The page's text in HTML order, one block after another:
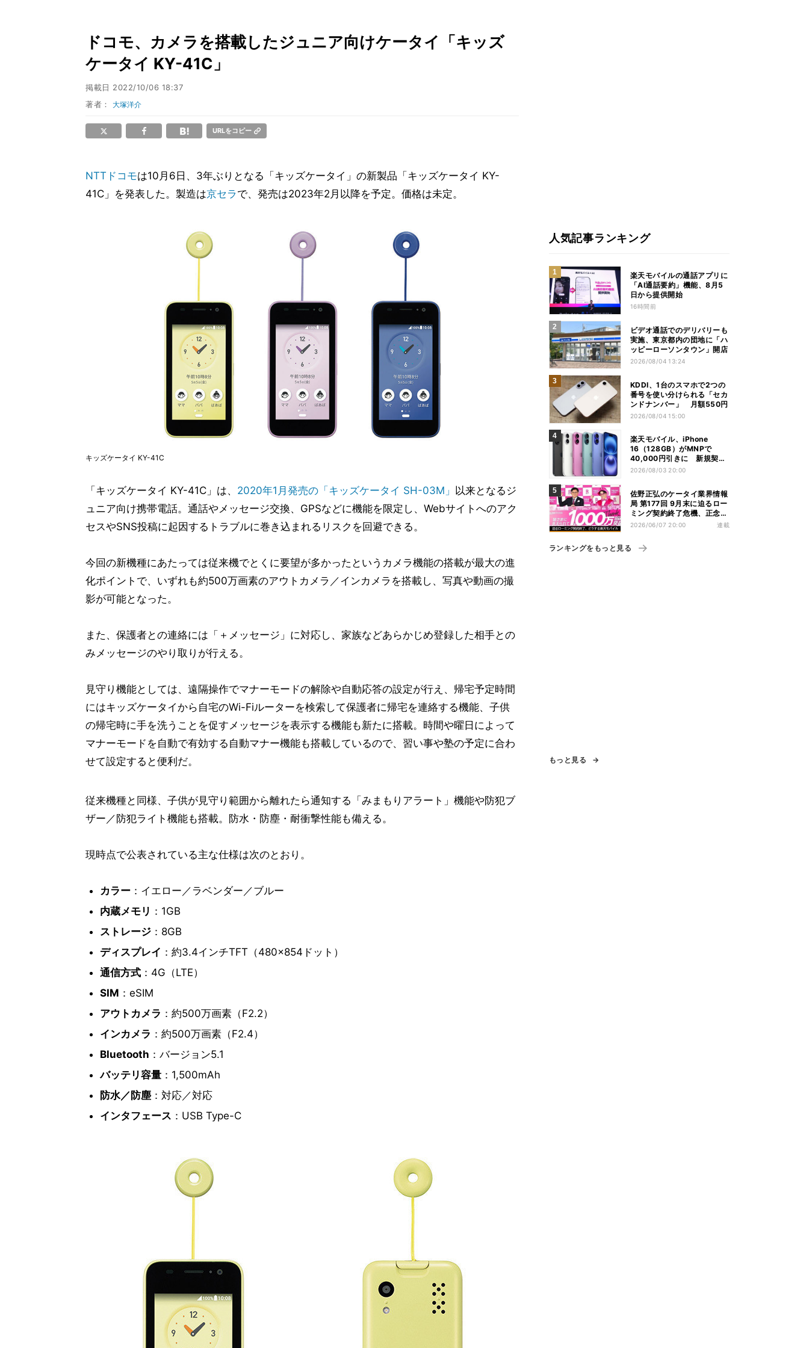
ドコモ、カメラを搭載したジュニア向けケータイ「キッズ
ケータイ KY-41C」
掲載日 2022/10/06 18:37
著者：大塚洋介
URLをコピー
NTTドコモは10月6日、3年ぶりとなる「キッズケータイ」の新製品「キッズケータイ KY-
41C」を発表した。製造は京セラ で、発売は2023年2月以降を予定。価格は未定。
キッズケータイ KY-41C
「キッズケータイ KY-41C」は、 2020年1月発売の「キッズケータイ SH-03M」 以来となるジ
ュニア向け携帯電話。通話やメッセージ交換、GPSなどに機能を限定し、Webサイトへのアク
セスやSNS投稿に起因するトラブルに巻き込まれるリスクを回避できる。
今回の新機種にあたっては従来機でとくに要望が多かったというカメラ機能の搭載が最大の進
化ポイントで、いずれも約500万画素のアウトカメラ／インカメラを搭載し、写真や動画の撮
影が可能となった。
また、保護者との連絡には「＋メッセージ」に対応し、家族などあらかじめ登録した相手との
みメッセージのやり取りが行える。
見守り機能としては、遠隔操作でマナーモードの解除や自動応答の設定が行え、帰宅予定時間
にはキッズケータイから自宅のWi-Fiルーターを検索して保護者に帰宅を連絡する機能、子供
の帰宅時に手を洗うことを促すメッセージを表示する機能も新たに搭載。時間や曜日によって
マナーモードを自動で有効する自動マナー機能も搭載しているので、習い事や塾の予定に合わ
せて設定すると便利だ。
従来機種と同様、子供が見守り範囲から離れたら通知する「みまもりアラート」機能や防犯ブ
ザー／防犯ライト機能も搭載。防水・防塵・耐衝撃性能も備える。
現時点で公表されている主な仕様は次のとおり。
カラー：イエロー／ラベンダー／ブルー
内蔵メモリ ：1GB
ストレージ：8GB
ディスプレイ ：約3.4インチTFT（480×854ドット）
通信方式：4G（LTE）
SIM ：eSIM
アウトカメラ ：約500万画素（F2.2）
インカメラ ：約500万画素（F2.4）
Bluetooth ：バージョン5.1
バッテリ容量：1,500mAh
防水／防塵：対応／対応
インタフェース ：USB Type-C
人気記事ランキング
楽天モバイルの通話アプリに
「AI通話要約」機能、8月5
日から提供開始
16時間前
ビデオ通話でのデリバリーも
実施、東京都内の団地に「ハ
ッピーローソンタウン」開店
2026/08/04 13:24
KDDI、1台のスマホで2つの
番号を使い分けられる「セカ
ンドナンバー」 月額550円
2026/08/04 15:00
楽天モバイル、iPhone
16（128GB）がMNPで
40,000円引きに 新規契約
でも40,000ポイントを還元
2026/08/03 20:00
佐野正弘のケータイ業界情報
局 第177回 9月末に迫るロー
ミング契約終了危機、正念場
を迎える楽天モバイルはどう
2026/06/07 20:00 連載
ランキングをもっと見る
もっと見る